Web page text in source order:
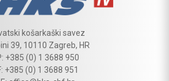
košarkaški savez
39, 10110 Zagreb, HR
+385 (0) 1 3688 950
+385 (0) 1 3688 951